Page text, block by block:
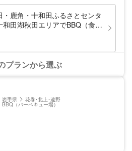
ビティを体験できます。施設敷地内に
BBQエリア、デイキャンプエリア、カ
があり色々な楽しみ方ができます。
・鹿角・十和田ふるさとセンタ
和田湖秋田エリアでBBQ（食材
プランから選ぶ
岩手県 花巻･北上･遠野
BBQ（バーベキュー場）